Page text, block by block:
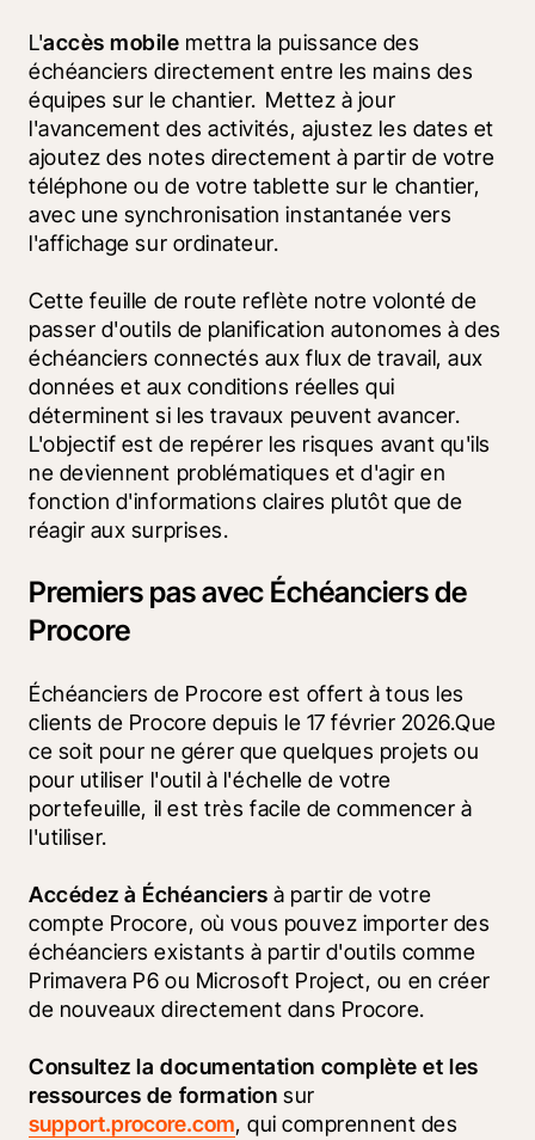
L'accès mobile mettra la puissance des
échéanciers directement entre les mains des
équipes sur le chantier.  Mettez à jour
l'avancement des activités, ajustez les dates et
ajoutez des notes directement à partir de votre
téléphone ou de votre tablette sur le chantier,
avec une synchronisation instantanée vers
l'affichage sur ordinateur.
Cette feuille de route reflète notre volonté de
passer d'outils de planification autonomes à des
échéanciers connectés aux flux de travail, aux
données et aux conditions réelles qui
déterminent si les travaux peuvent avancer.
L'objectif est de repérer les risques avant qu'ils
ne deviennent problématiques et d'agir en
fonction d'informations claires plutôt que de
réagir aux surprises.
Premiers pas avec Échéanciers de
Procore
Échéanciers de Procore est offert à tous les
clients de Procore depuis le 17 février 2026.Que
ce soit pour ne gérer que quelques projets ou
pour utiliser l'outil à l'échelle de votre
portefeuille, il est très facile de commencer à
l'utiliser.
Accédez à Échéanciers à partir de votre
compte Procore, où vous pouvez importer des
échéanciers existants à partir d'outils comme
Primavera P6 ou Microsoft Project, ou en créer
de nouveaux directement dans Procore.
Consultez la documentation complète et les
ressources de formation
support.procore.com, qui comprennent des